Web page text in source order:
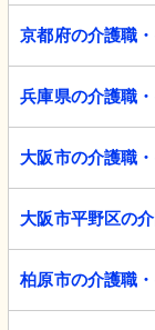
京都府の介護職
兵庫県の介護職
大阪市の介護職
大阪市平野区の
柏原市の介護職